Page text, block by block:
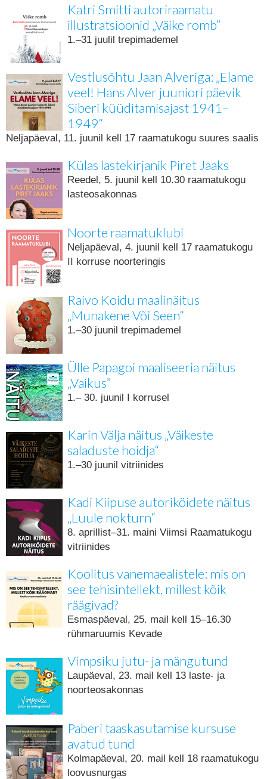
Katri Smitti autoriraamatu
illustratsioonid „Väike romb”
1.–31 juulil trepimademel
Vestlusõhtu Jaan Alveriga: „Elame
veel! Hans Alver juuniori päevik
Siberi küüditamisajast 1941–
1949“
Neljapäeval, 11. juunil kell 17 raamatukogu suures saalis
Külas lastekirjanik Piret Jaaks
Reedel, 5. juunil kell 10.30 raamatukogu
lasteosakonnas
Noorte raamatuklubi
Neljapäeval, 4. juunil kell 17 raamatukogu
II korruse noorteringis
Raivo Koidu maalinäitus
„Munakene Või Seen“
1.–30 juunil trepimademel
Ülle Papagoi maaliseeria näitus
„Vaikus”
1.– 30. juunil I korrusel
Karin Välja näitus „Väikeste
saladuste hoidja“
1.–30 juunil vitriinides
Kadi Kiipuse autoriköidete näitus
„Luule nokturn“
8. aprillist–31. maini Viimsi Raamatukogu
vitriinides
Koolitus vanemaealistele: mis on
see tehisintellekt, millest kõik
räägivad?
Esmaspäeval, 25. mail kell 15–16.30
rühmaruumis Kevade
Vimpsiku jutu- ja mängutund
Laupäeval, 23. mail kell 13 laste- ja
noorteosakonnas
Paberi taaskasutamise kursuse
avatud tund
Kolmapäeval, 20. mail kell 18 raamatukogu
loovusnurgas